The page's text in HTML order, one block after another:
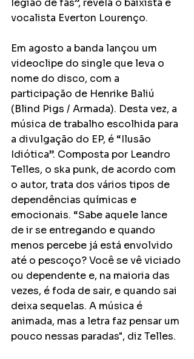
legião de fãs”, revela o baixista e
vocalista Everton Lourenço.
Em agosto a banda lançou um
videoclipe do single que leva o
nome do disco, com a
participação de Henrike Baliú
(Blind Pigs / Armada). Desta vez, a
música de trabalho escolhida para
a divulgação do EP, é “Ilusão
Idiótica”. Composta por Leandro
Telles, o ska punk, de acordo com
o autor, trata dos vários tipos de
dependências químicas e
emocionais. “Sabe aquele lance
de ir se entregando e quando
menos percebe já está envolvido
até o pescoço? Você se vê viciado
ou dependente e, na maioria das
vezes, é foda de sair, e quando sai
deixa sequelas. A música é
animada, mas a letra faz pensar um
pouco nessas paradas", diz Telles.